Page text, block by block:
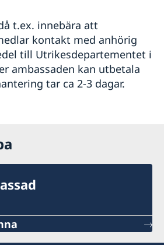
t.ex. innebära att
kontakt med anhörig
till Utrikesdepartementet i
ambassaden kan utbetala
tar ca 2-3 dagar.